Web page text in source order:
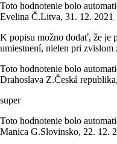
Toto hodnotenie bolo
Evelina Č.Litva, 31. 12. 2021
K popisu možno dodať, že je
umiestnení, nielen pri zvislom
Toto hodnotenie bolo
Drahoslava Z.Česká republika,
super
Toto hodnotenie bolo
Manica G.Slovinsko, 22. 12.